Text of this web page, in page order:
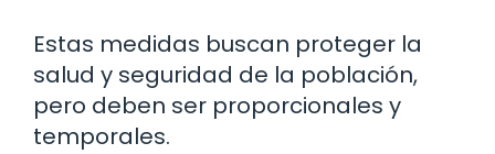
Estas medidas buscan proteger la
salud y seguridad de la población,
pero deben ser proporcionales y
temporales.